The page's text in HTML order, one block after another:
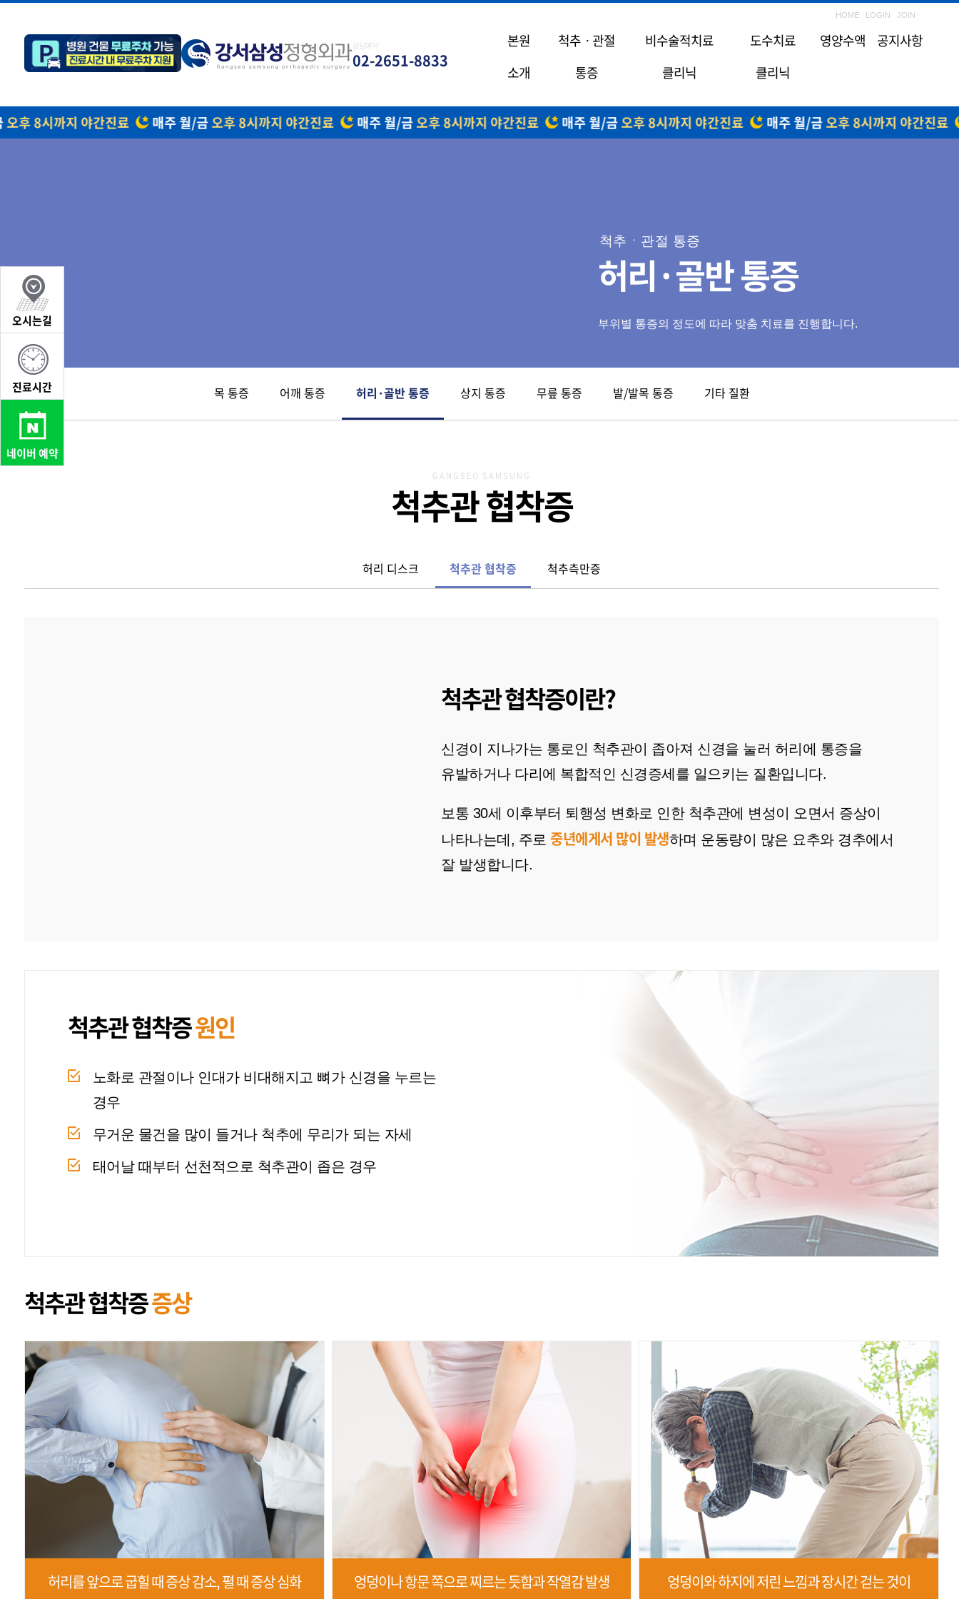
상담예약
02-2651-8833
HOME LOGIN JOIN
본원
소개
척추ㆍ관절
통증
비수술적치료
클리닉
도수치료
클리닉
영양수액 공지사항
오시는길
진료시간
네이버 예약
오후 8시까지 야간진료 매주 월/금오후 8시까지 야간진료 매주 월/금오후 8시까지 야간진료 매주 월/금오후 8시까지 야간진료 매주 월/금오후 8시까지 야간진료
척추ㆍ관절 통증
허리·골반 통증
부위별 통증의 정도에 따라 맞춤 치료를 진행합니다.
목 통증 어깨 통증 허리·골반 통증 상지 통증 무릎 통증 발/발목 통증 기타 질환
GANGSEO SAMSUNG
척추관 협착증
허리 디스크 척추관 협착증 척추측만증
척추관 협착증이란?
신경이 지나가는 통로인 척추관이 좁아져 신경을 눌러 허리에 통증을
유발하거나 다리에 복합적인 신경증세를 일으키는 질환입니다.
보통 30세 이후부터 퇴행성 변화로 인한 척추관에 변성이 오면서 증상이
나타나는데, 주로중년에게서 많이 발생하며 운동량이 많은 요추와 경추에서
잘 발생합니다.
척추관 협착증원인
노화로 관절이나 인대가 비대해지고 뼈가 신경을 누르는
경우
무거운 물건을 많이 들거나 척추에 무리가 되는 자세
태어날 때부터 선천적으로 척추관이 좁은 경우
척추관 협착증증상
허리를 앞으로 굽힐 때 증상 감소, 펼 때 증상 심화 엉덩이나 항문 쪽으로 찌르는 듯함과 작열감 발생
엉덩이와 하지에 저린 느낌과 장시간 걷는 것이